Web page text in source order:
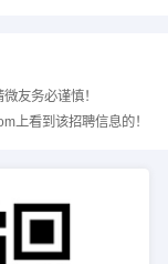
友务必谨慎！
上看到该招聘信息的！